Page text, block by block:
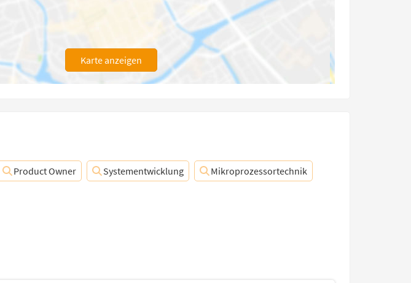
Karte anzeigen
Product Owner Systementwicklung Mikroprozessortechnik